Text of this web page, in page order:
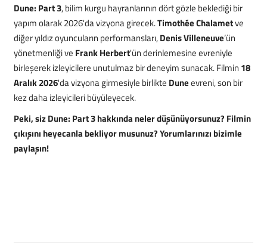
Dune: Part 3, bilim kurgu hayranlarının dört gözle beklediği bir
yapım olarak 2026'da vizyona girecek.Timothée Chalametve
diğer yıldız oyuncuların performansları,Denis Villeneuve’ün
yönetmenliği ve Frank Herbert'ün derinlemesine evreniyle
birleşerek izleyicilere unutulmaz bir deneyim sunacak. Filmin 18
Aralık 2026'da vizyona girmesiyle birlikte Duneevreni, son bir
kez daha izleyicileri büyüleyecek.
Peki, siz Dune: Part 3 hakkında neler düşünüyorsunuz? Filmin
çıkışını heyecanla bekliyor musunuz? Yorumlarınızı bizimle
paylaşın!